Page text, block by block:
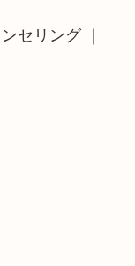
セリング ｜